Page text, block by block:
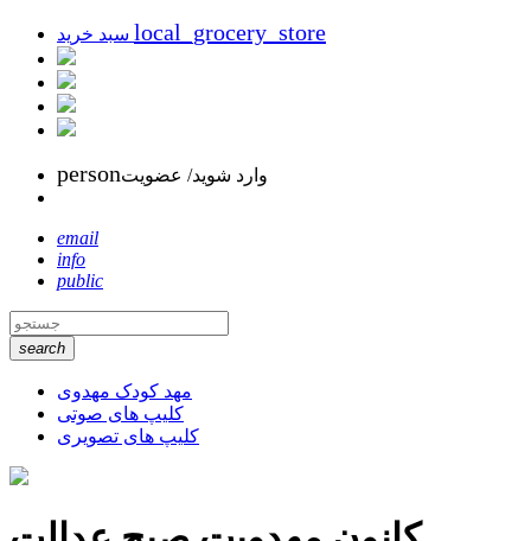
local_grocery_store
personوارد شوید/ عضویت
email
info
public
search
مهد کودک مهدوی
کلیپ های صوتی
کلیپ های تصویری